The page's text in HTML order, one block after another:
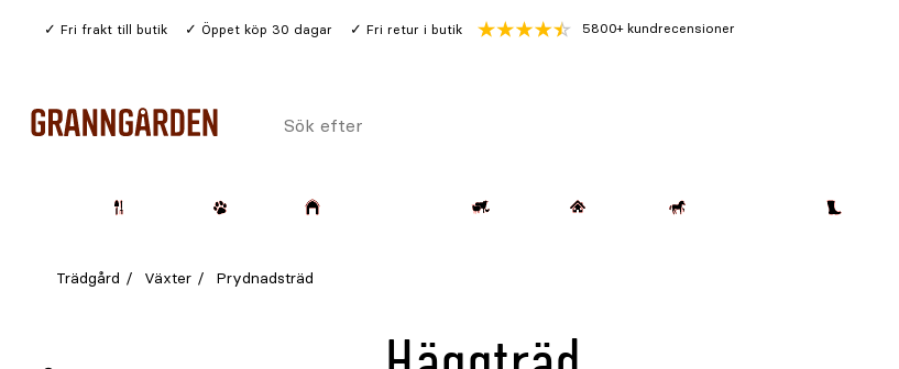
Fri frakt till butik Öppet köp 30 dagar Fri retur i butik 5800+ kundrecensioner
Sök
Trädgård Växter Prydnadsträd